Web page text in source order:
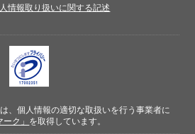
情報取り扱いに関する記述
、個人情報の適切な取扱いを行う事業者に
ク」 を取得しています。